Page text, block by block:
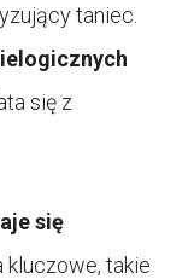
taniec.
się z
się
kluczowe, takie